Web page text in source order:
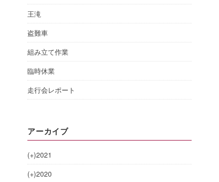
王滝
盗難車
組み立て作業
臨時休業
走行会レポート
アーカイブ
(+)2021
(+)2020